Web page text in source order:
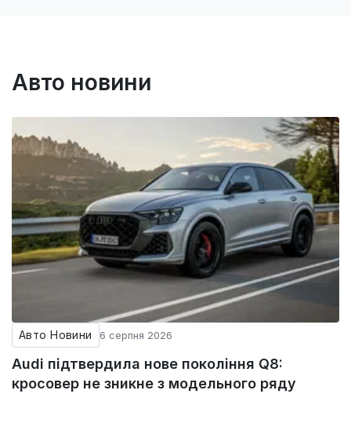
Авто новини
Авто Новини 6 серпня 2026
Audi підтвердила нове покоління Q8:
кросовер не зникне з модельного ряду